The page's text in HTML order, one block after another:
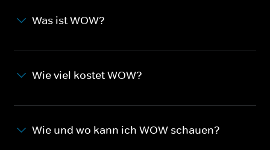
Was ist WOW?
Wie viel kostet WOW?
Wie und wo kann ich WOW schauen?